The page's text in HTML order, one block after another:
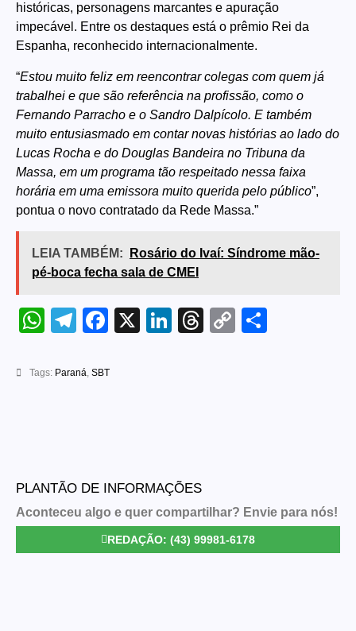
históricas, personagens marcantes e apuração
impecável. Entre os destaques está o prêmio Rei da
Espanha, reconhecido internacionalmente.
“Estou muito feliz em reencontrar colegas com quem já
trabalhei e que são referência na profissão, como o
Fernando Parracho e o Sandro Dalpícolo. E também
muito entusiasmado em contar novas histórias ao lado do
Lucas Rocha e do Douglas Bandeira no Tribuna da
Massa, em um programa tão respeitado nessa faixa
horária em uma emissora muito querida pelo público”,
pontua o novo contratado da Rede Massa.”
LEIA TAMBÉM:
Rosário do Ivaí: Síndrome mão-
pé-boca fecha sala de CMEI
WhatsApp
Telegram
Facebook
X LinkedIn
Threads
Copy
Tags: Paraná, SBT
PLANTÃO DE INFORMAÇÕES
Aconteceu algo e quer compartilhar? Envie para nós!
REDAÇÃO: (43) 99981-6178